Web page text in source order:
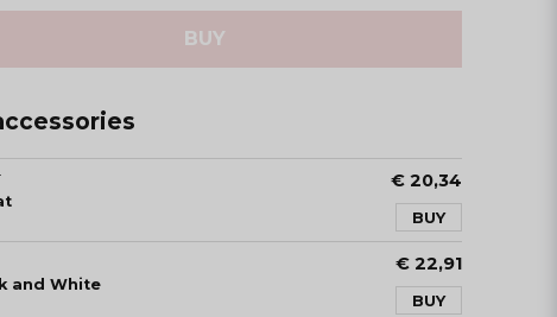
BUY
€ 20,34
BUY
and White
€ 22,91
BUY